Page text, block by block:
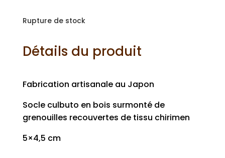
Rupture de stock
Détails du produit
Fabrication artisanale au Japon
Socle culbuto en bois surmonté de
grenouilles recouvertes de tissu chirimen
5×4,5 cm